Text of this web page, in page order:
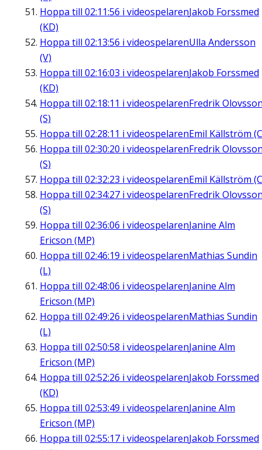
Hoppa till 02:11:56 i videospelarenJakob Forssmed
(KD)
Hoppa till 02:13:56 i videospelarenUlla Andersson
(V)
Hoppa till 02:16:03 i videospelarenJakob Forssmed
(KD)
Hoppa till 02:18:11 i videospelarenFredrik
(S)
Hoppa till 02:28:11 i videospelarenEmil Källström
Hoppa till 02:30:20 i videospelarenFredrik
(S)
Hoppa till 02:32:23 i videospelarenEmil Källström
Hoppa till 02:34:27 i videospelarenFredrik
(S)
Hoppa till 02:36:06 i videospelarenJanine Alm
Ericson (MP)
Hoppa till 02:46:19 i videospelarenMathias Sundin
(L)
Hoppa till 02:48:06 i videospelarenJanine Alm
Ericson (MP)
Hoppa till 02:49:26 i videospelarenMathias Sundin
(L)
Hoppa till 02:50:58 i videospelarenJanine Alm
Ericson (MP)
Hoppa till 02:52:26 i videospelarenJakob Forssmed
(KD)
Hoppa till 02:53:49 i videospelarenJanine Alm
Ericson (MP)
Hoppa till 02:55:17 i videospelarenJakob Forssmed